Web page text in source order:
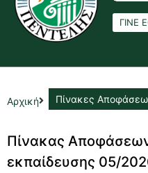
ΓΙΝΕ
Αρχική Πίνακες
Πίνακας
εκπαίδευσης 05/